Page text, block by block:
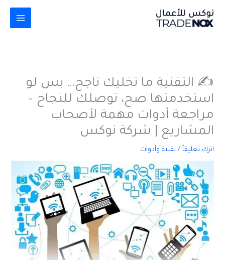
المحتوى
✍️ التقنية ما تخليك ناجح… بس لو
استخدمتها صح، توصلك للنجاح –
مراجعة أدوات مهمة لأصحاب
المشاريع | شركة نوكس
اترك تعليقاً / تقنية وأدوات